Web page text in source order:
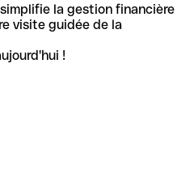
la gestion financière
visite guidée de la
!